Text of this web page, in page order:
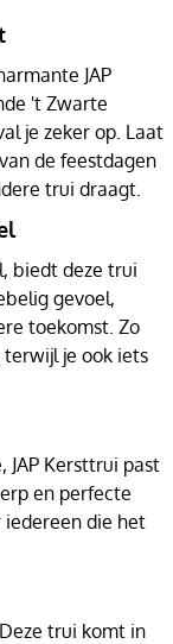
JAP
't Zwarte
je zeker op. Laat
de feestdagen
trui draagt.
biedt deze trui
gevoel,
toekomst. Zo
terwijl je ook iets
JAP Kersttrui past
en perfecte
iedereen die het
trui komt in